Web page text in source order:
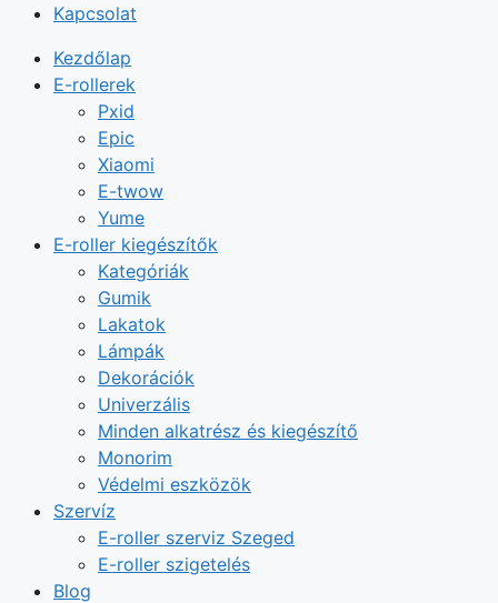
Kapcsolat
Kezdőlap
E-rollerek
Pxid
Epic
Xiaomi
E-twow
Yume
E-roller kiegészítők
Kategóriák
Gumik
Lakatok
Lámpák
Dekorációk
Univerzális
Minden alkatrész és kiegészítő
Monorim
Védelmi eszközök
Szervíz
E-roller szerviz Szeged
E-roller szigetelés
Blog